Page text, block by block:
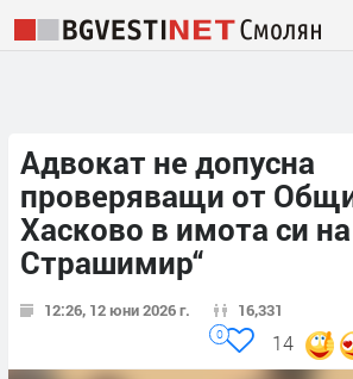
Адвокат не допусна
проверяващи от
Хасково в имота си
Страшимир“
12:26, 12 юни 2026 г. 16,331
14
0